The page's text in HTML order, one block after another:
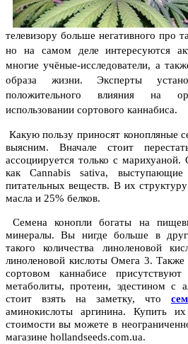
телевизору больше негативного про
но на самом деле интересуются
многие учёные-исследователи, а
образа жизни. Эксперты
положительного влияния на
использовании сортового каннабиса.
Какую пользу приносят конопляные
выясним. Вначале стоит
ассоциируется только с
как Cannabis sativa,
питательных веществ. В их
масла и 25% белков.
Семена конопли богаты на
минералы. Вы нигде больше в
такого количества линоленовой
линоленовой кислоты Омега 3.
сортовом каннабисе присутствуют
метаболиты, протеин, эдестином с
стоит взять на заметку, что
аминокислоты аргинина. Купить
стоимости вы можете в
магазине hollandseeds.com.ua.